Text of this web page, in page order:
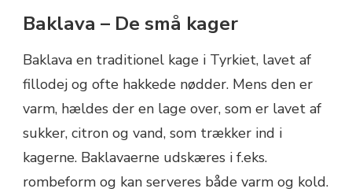
Baklava – De små kager
Baklava en traditionel kage i Tyrkiet, lavet af
fillodej og ofte hakkede nødder. Mens den er
varm, hældes der en lage over, som er lavet af
sukker, citron og vand, som trækker ind i
kagerne. Baklavaerne udskæres i f.eks.
rombeform og kan serveres både varm og kold.